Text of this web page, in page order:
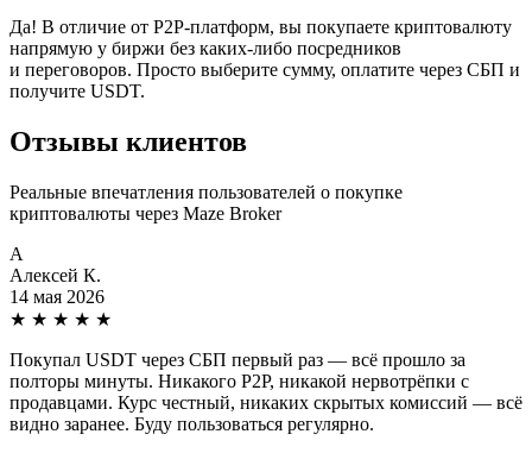
Да! В отличие от P2P-платформ, вы покупаете криптовалюту
напрямую у биржи без каких-либо посредников
и переговоров. Просто выберите сумму, оплатите через СБП и
получите USDT.
Отзывы клиентов
Реальные впечатления пользователей о покупке
криптовалюты через Maze Broker
А
Алексей К.
14 мая 2026
★ ★ ★ ★ ★
Покупал USDT через СБП первый раз — всё прошло за
полторы минуты. Никакого P2P, никакой нервотрёпки с
продавцами. Курс честный, никаких скрытых комиссий — всё
видно заранее. Буду пользоваться регулярно.